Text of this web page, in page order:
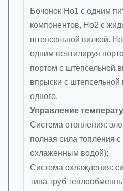
Бочонок Но1 с одним
компонентов, Но2 с
штепсельной вилкой.
одним вентилируя
портом с штепсельной
впрыски с
одного.
Управление
Система отопления:
полная сила топления
охлаженным водой);
Система охлаждения:
типа труб